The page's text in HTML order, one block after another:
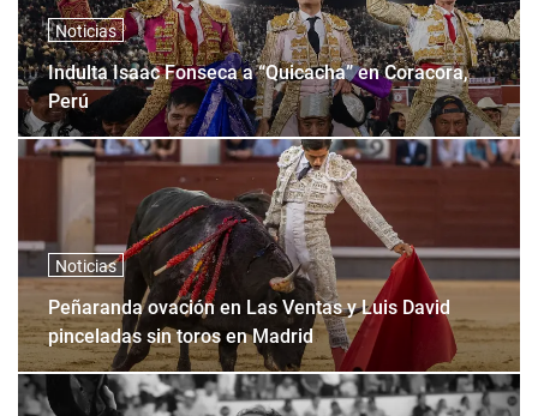
Noticias
Indulta Isaac Fonseca a “Quicacha” en Coracora,
Perú
Noticias
Peñaranda ovación en Las Ventas y Luis David
pinceladas sin toros en Madrid